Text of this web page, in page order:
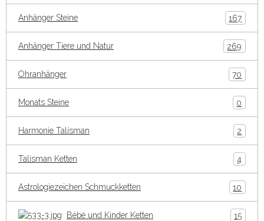
Anhänger Steine 167
Anhänger Tiere und Natur 269
Ohranhänger 70
Monats Steine 0
Harmonie Talisman 2
Talisman Ketten 4
Astrologiezeichen Schmuckketten 10
Bébé und Kinder Ketten 15